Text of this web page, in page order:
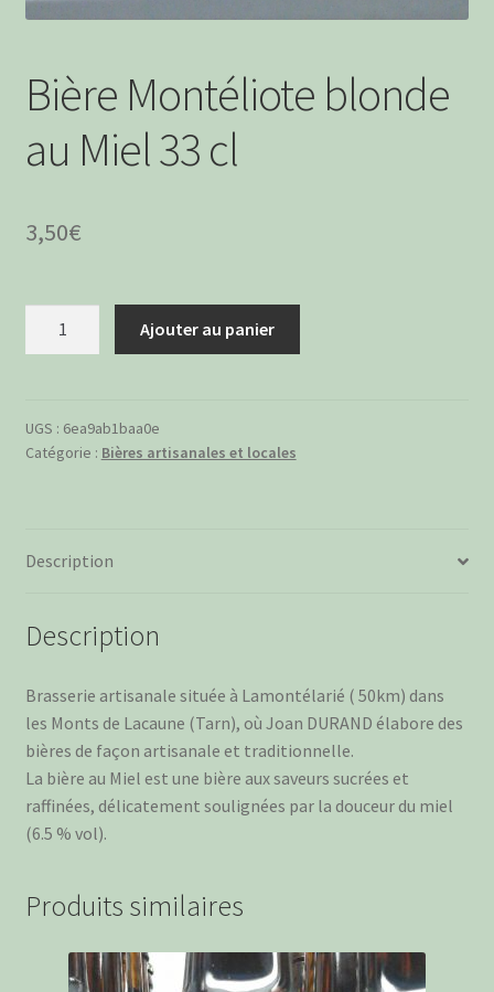
Bière Montéliote blonde
au Miel 33 cl
3,50€
blonde
au
Ajouter au panier
UGS : 6ea9ab1baa0e
Catégorie : Bières artisanales et locales
Description
Description
Brasserie artisanale située à Lamontélarié ( 50km) dans
les Monts de Lacaune (Tarn), où Joan DURAND élabore des
bières de façon artisanale et traditionnelle.
La bière au Miel est une bière aux saveurs sucrées et
raffinées, délicatement soulignées par la douceur du miel
(6.5 % vol).
Produits similaires